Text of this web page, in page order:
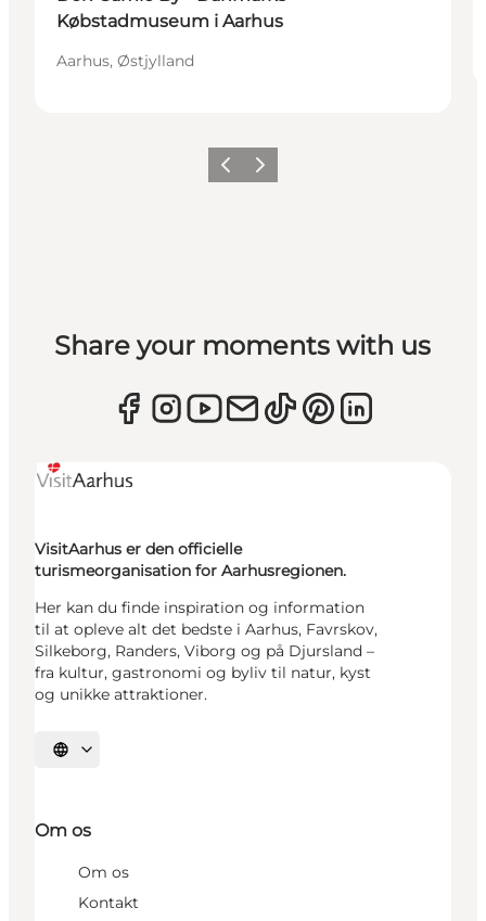
Købstadmuseum i Aarhus
Aarhus, Østjylland
ForrigeNæste
Share your moments with us
VisitAarhus er den officielle
turismeorganisation for Aarhusregionen.
Her kan du finde inspiration og information
til at opleve alt det bedste i Aarhus, Favrskov,
Silkeborg, Randers, Viborg og på Djursland –
fra kultur, gastronomi og byliv til natur, kyst
og unikke attraktioner.
Vælg sprog
Om os
Om os
Kontakt